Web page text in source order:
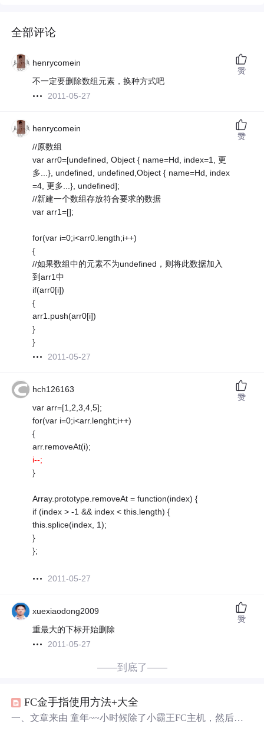
全部评论
henrycomein
不一定要删除数组元素，换种方式吧
2011-05-27
赞
henrycomein
//原数组
var arr0=[undefined, Object { name=Hd, index=1, 更
多...}, undefined, undefined,Object { name=Hd, index
=4, 更多...}, undefined];
//新建一个数组存放符合要求的数据
var arr1=[];
for(var i=0;i<arr0.length;i++)
{
//如果数组中的元素不为undefined，则将此数据加入
到arr1中
if(arr0[i])
{
arr1.push(arr0[i])
}
}
2011-05-27
赞
hch126163
var arr=[1,2,3,4,5];
for(var i=0;i<arr.lenght;i++)
{
arr.removeAt(i);
i--;
}
Array.prototype.removeAt = function(index) {
if (index > -1 && index < this.length) {
this.splice(index, 1);
}
};
2011-05-27
赞
xuexiaodong2009
重最大的下标开始删除
2011-05-27
赞
——到底了——
FC金手指使用方法+大全
一、文章来由 童年~~小时候除了小霸王FC主机，然后就